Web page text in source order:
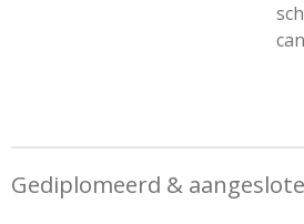
Gediplomeerd &